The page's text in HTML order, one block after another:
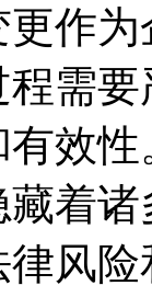
作
需
效
着
风